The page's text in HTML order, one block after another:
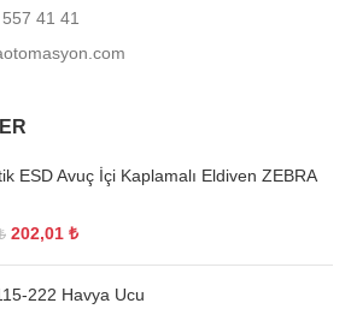
41 41
ESD Avuç İçi Kaplamalı Eldiven ZEBRA
202,01 ₺
222 Havya Ucu